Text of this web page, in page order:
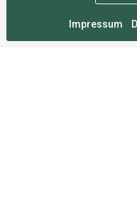
Impressum